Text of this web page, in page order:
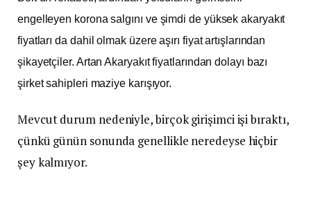
engelleyen korona salgını ve şimdi de yüksek akaryakıt
fiyatları da dahil olmak üzere aşırı fiyat artışlarından
şikayetçiler. Artan Akaryakıt fiyatlarından dolayı bazı
şirket sahipleri maziye karışıyor.
Mevcut durum nedeniyle, birçok girişimci işi bıraktı,
çünkü günün sonunda genellikle neredeyse hiçbir
şey kalmıyor.